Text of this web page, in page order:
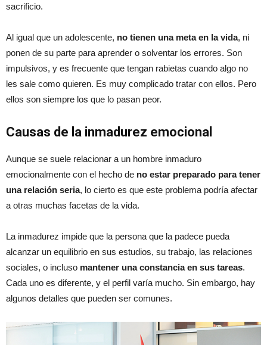
sacrificio.
Al igual que un adolescente, no tienen una meta en la vida, ni
ponen de su parte para aprender o solventar los errores. Son
impulsivos, y es frecuente que tengan rabietas cuando algo no
les sale como quieren. Es muy complicado tratar con ellos. Pero
ellos son siempre los que lo pasan peor.
Causas de la inmadurez emocional
Aunque se suele relacionar a un hombre inmaduro
emocionalmente con el hecho de no estar preparado para tener
una relación seria, lo cierto es que este problema podría afectar
a otras muchas facetas de la vida.
La inmadurez impide que la persona que la padece pueda
alcanzar un equilibrio en sus estudios, su trabajo, las relaciones
sociales, o incluso mantener una constancia en sus tareas.
Cada uno es diferente, y el perfil varía mucho. Sin embargo, hay
algunos detalles que pueden ser comunes.